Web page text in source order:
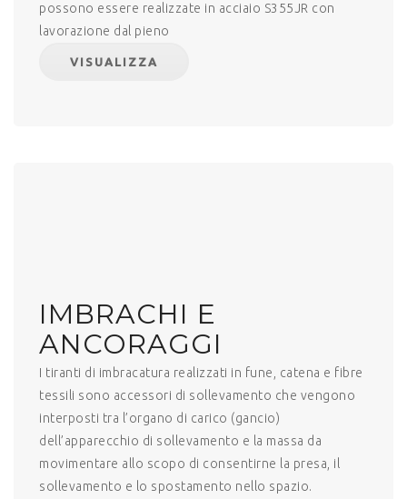
possono essere realizzate in acciaio S355JR con
lavorazione dal pieno
VISUALIZZA
IMBRACHI E
ANCORAGGI
I tiranti di imbracatura realizzati in fune, catena e fibre
tessili sono accessori di sollevamento che vengono
interposti tra l’organo di carico (gancio)
dell’apparecchio di sollevamento e la massa da
movimentare allo scopo di consentirne la presa, il
sollevamento e lo spostamento nello spazio.